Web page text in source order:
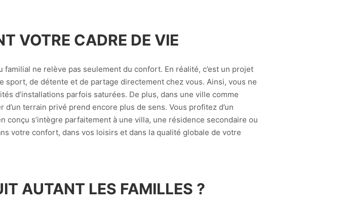
VOTRE CADRE DE VIE
familial ne relève pas seulement du confort. En réalité, c’est un projet
de détente et de partage directement chez vous. Ainsi, vous ne
d’installations parfois saturées. De plus, dans une ville comme
terrain privé prend encore plus de sens. Vous profitez d’un
s’intègre parfaitement à une villa, une résidence secondaire ou
votre confort, dans vos loisirs et dans la qualité globale de votre
AUTANT LES FAMILLES ?